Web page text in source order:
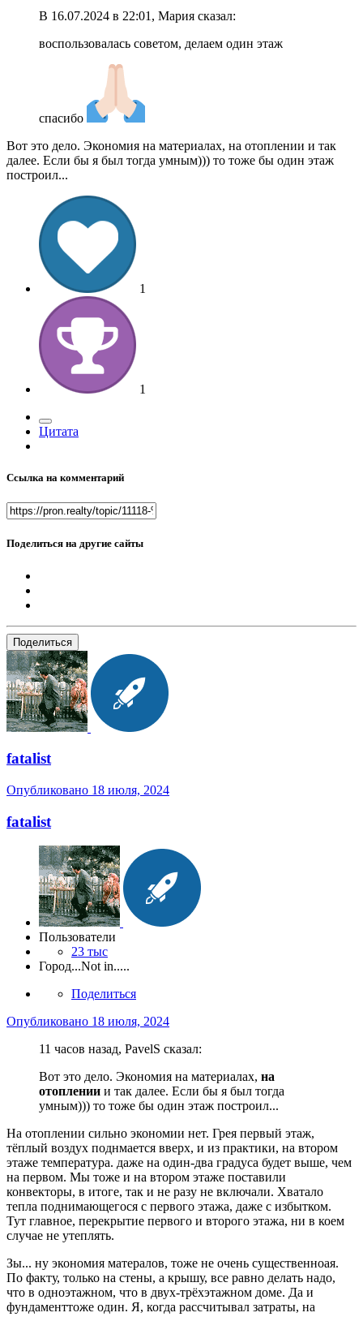
В 16.07.2024 в 22:01, Мария сказал:
воспользовалась советом, делаем один этаж
спасибо
Вот это дело. Экономия на материалах, на отоплении и так
далее. Если бы я был тогда умным))) то тоже бы один этаж
построил...
1
1
Цитата
Ссылка на комментарий
Поделиться на другие сайты
Поделиться
fatalist
Опубликовано 18 июля, 2024
fatalist
Пользователи
23 тыс
Город...Not in.....
Поделиться
Опубликовано 18 июля, 2024
11 часов назад, PavelS сказал:
Вот это дело. Экономия на материалах, на
отоплении и так далее. Если бы я был тогда
умным))) то тоже бы один этаж построил...
На отоплении сильно экономии нет. Грея первый этаж,
тёплый воздух поднмается вверх, и из практики, на втором
этаже температура. даже на один-два градуса будет выше, чем
на первом. Мы тоже и на втором этаже поставили
конвекторы, в итоге, так и не разу не включали. Хватало
тепла поднимающегося с первого этажа, даже с избытком.
Тут главное, перекрытие первого и второго этажа, ни в коем
случае не утеплять.
Зы... ну экономия матералов, тоже не очень существенноая.
По факту, только на стены, а крышу, все равно делать надо,
что в одноэтажном, что в двух-трёхэтажном доме. Да и
фундаменттоже один. Я, когда рассчитывал затраты, на